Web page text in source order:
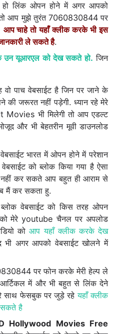
हो लिंक ओपन होने में अगर आपको
तो आप मुझे तुरंत 7060830844 पर
आप चाहे तो यहाँ क्लीक करके भी इस
ले सकते है.
उन यूआरएल को देख सकते हो. जिन
पाच वेबसाईट है जिन पर जाने के
की जरूरत नहीं पड़ेगी. ध्यान रहे मेरे
Movies भी मिलेगी तो आप एडल्ट
और भी बेहतरीन मूवी डाउनलोड
वेबसाईट भारत में ओपन होने में परेशान
को ब्लोक किया गया है ऐसा
कर सकते आप बहुत ही आराम से
मैं कर सकता हु.
वेबसाईट को किस तरह ओपन
मेरे youtube चैनल पर अपलोड
कोआप यहाँ क्लीक करके देख
भी अगर आपको वेबसाईट खोलने में
पर फोन करके मेरी हेल्प ले
में और भी बहुत से लिंक देने
साथ फेसबुक पर जुड़े रहेयहाँ क्लीक
है
Hollywood Movies Free